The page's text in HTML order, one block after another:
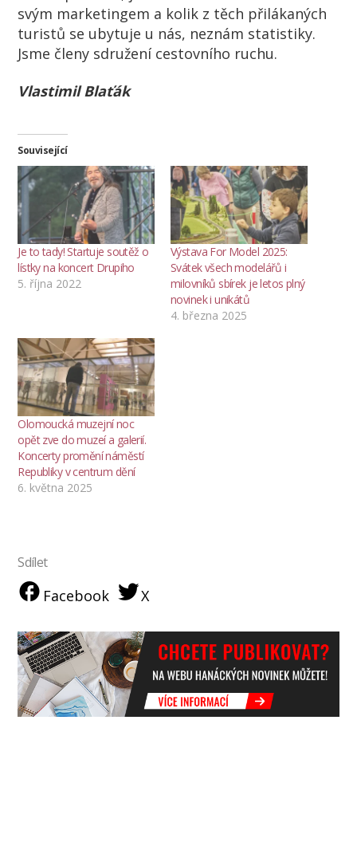
svým marketingem a kolik z těch přilákaných
turistů se ubytuje u nás, neznám statistiky.
Jsme členy sdružení cestovního ruchu.
Vlastimil Blaťák
Související
Je to tady! Startuje soutěž o
lístky na koncert Drupiho
5. října 2022
Výstava For Model 2025:
Svátek všech modelářů i
milovníků sbírek je letos plný
novinek i unikátů
4. března 2025
Olomoucká muzejní noc
opět zve do muzeí a galerií.
Koncerty promění náměstí
Republiky v centrum dění
6. května 2025
Sdílet
Facebook X